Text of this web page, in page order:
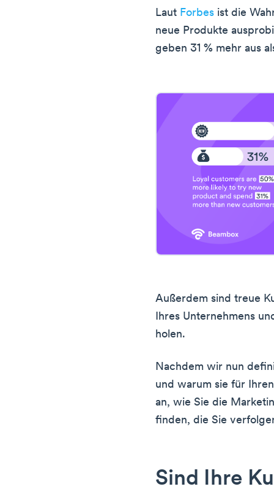
Laut Forbes ist die
neue Produkte
geben 31 % mehr aus
Außerdem sind treue
Ihres Unternehmens
holen.
Nachdem wir nun
und warum sie für
an, wie Sie die
finden, die Sie
Sind Ihre